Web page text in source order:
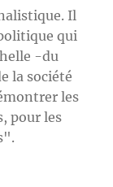
Il
qui
-du
la société
les
pour les